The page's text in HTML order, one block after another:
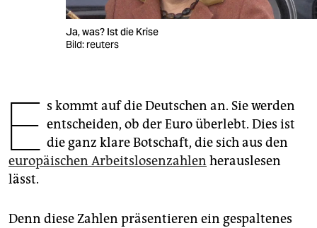
veranstaltungen
unterstützen
abo
genossenschaft
epaper login
Ja, was? Ist die Krise
Bild: reuters
E s kommt auf die Deutschen an. Sie werden
entscheiden, ob der Euro überlebt. Dies ist
die ganz klare Botschaft, die sich aus den
europäischen Arbeitslosenzahlen herauslesen
lässt.
Denn diese Zahlen präsentieren ein gespaltenes